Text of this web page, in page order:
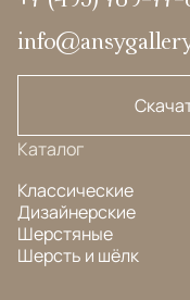
Каталог
Классические
Дизайнерские
Шерстяные
Шерсть и шёлк